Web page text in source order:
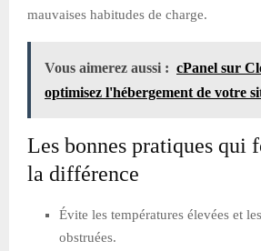
mauvaises habitudes de charge.
Vous aimerez aussi : cPanel sur
optimisez l'hébergement de votre
Les bonnes pratiques qui
la différence
Évite les températures élevées et
obstruées.